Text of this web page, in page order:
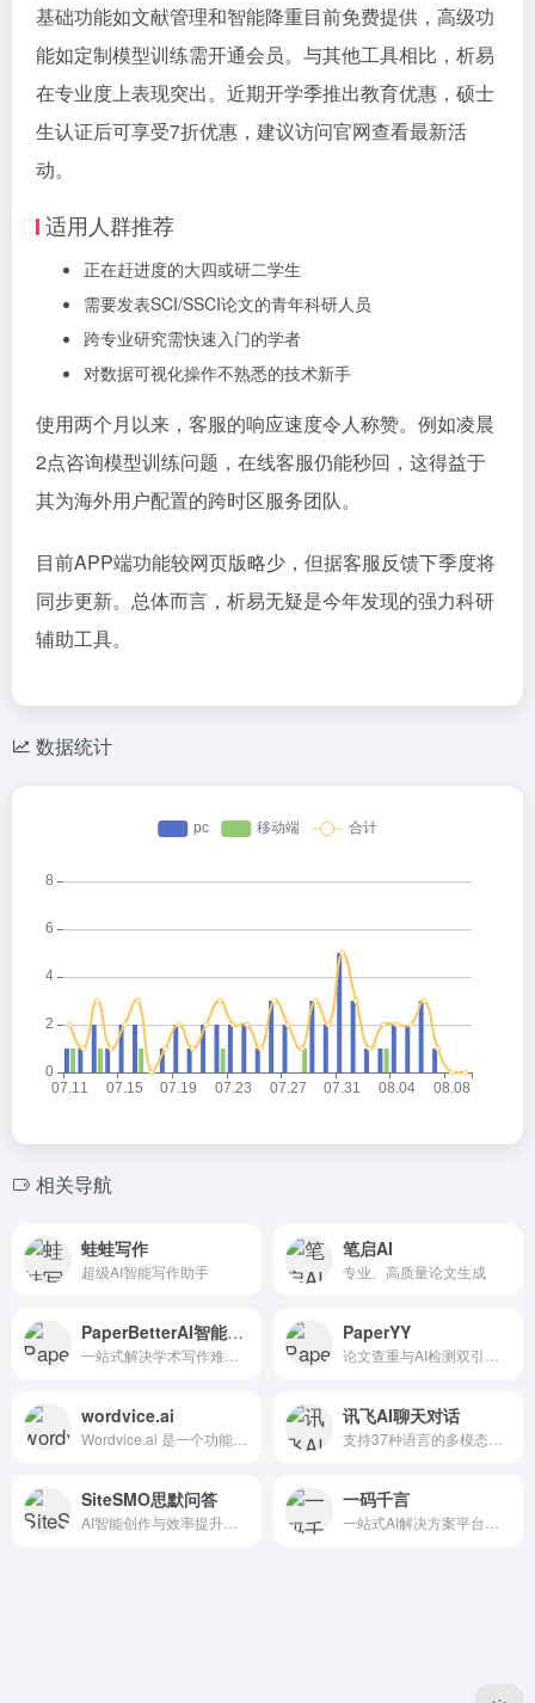
基础功能如文献管理和智能降重目前免费提供，高级功
能如定制模型训练需开通会员。与其他工具相比，析易
在专业度上表现突出。近期开学季推出教育优惠，硕士
生认证后可享受7折优惠，建议访问官网查看最新活
动。
适用人群推荐
正在赶进度的大四或研二学生
需要发表SCI/SSCI论文的青年科研人员
跨专业研究需快速入门的学者
对数据可视化操作不熟悉的技术新手
使用两个月以来，客服的响应速度令人称赞。例如凌晨
2点咨询模型训练问题，在线客服仍能秒回，这得益于
其为海外用户配置的跨时区服务团队。
目前APP端功能较网页版略少，但据客服反馈下季度将
同步更新。总体而言，析易无疑是今年发现的强力科研
辅助工具。
数据统计
相关导航
蛙蛙写作
超级AI智能写作助手
笔启AI
专业、高质量论文生成
PaperBetterAI智能写作 PaperYY
wordvice.ai 讯飞AI聊天对话
SiteSMO思默问答 一码千言